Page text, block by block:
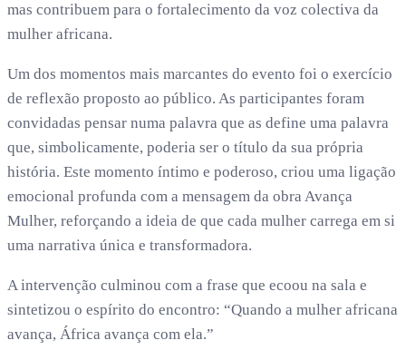
mas contribuem para o fortalecimento da voz colectiva da
mulher africana.
Um dos momentos mais marcantes do evento foi o exercício
de reflexão proposto ao público. As participantes foram
convidadas pensar numa palavra que as define uma palavra
que, simbolicamente, poderia ser o título da sua própria
história. Este momento íntimo e poderoso, criou uma ligação
emocional profunda com a mensagem da obra Avança
Mulher, reforçando a ideia de que cada mulher carrega em si
uma narrativa única e transformadora.
A intervenção culminou com a frase que ecoou na sala e
sintetizou o espírito do encontro: “Quando a mulher africana
avança, África avança com ela.”